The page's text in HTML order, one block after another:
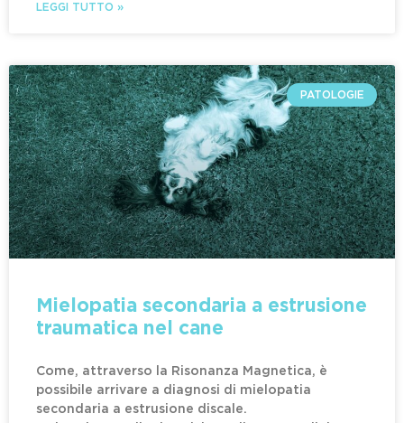
LEGGI TUTTO »
PATOLOGIE
Mielopatia secondaria a estrusione
traumatica nel cane
Come, attraverso la Risonanza Magnetica, è
possibile arrivare a diagnosi di mielopatia
secondaria a estrusione discale.